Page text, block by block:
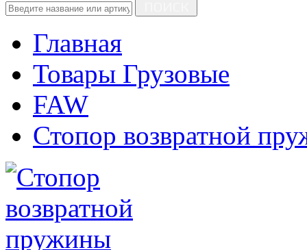
Главная
Товары Грузовые
FAW
Стопор возвратной